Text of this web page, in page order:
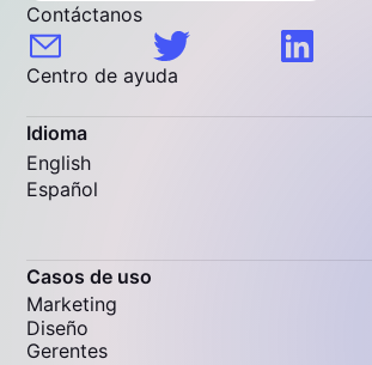
Contáctanos
Centro de ayuda
Idioma
English
Español
Casos de uso
Marketing
Diseño
Gerentes